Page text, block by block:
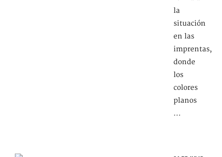
la
situación
en las
imprentas,
donde
los
colores
planos
...